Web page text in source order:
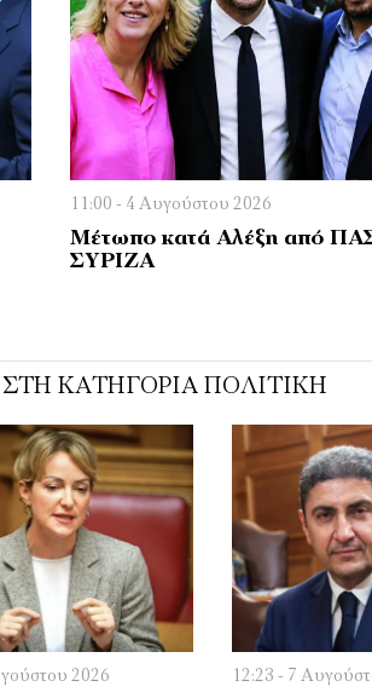
11:00 - 4 Αυγούστου 2026
Μέτωπο κατά Αλέξη από
ΣΥΡΙΖΑ
ΚΑΤΗΓΟΡΊΑ ΠΟΛΙΤΙΚΉ
2026 12:23 - 7